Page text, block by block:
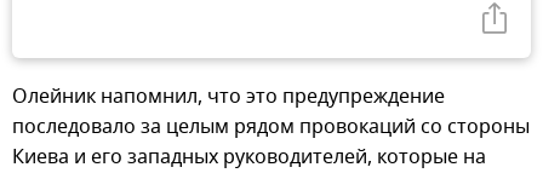
Олейник напомнил, что это предупреждение
последовало за целым рядом провокаций со стороны
Киева и его западных руководителей, которые на